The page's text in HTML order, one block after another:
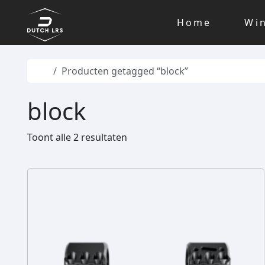
Skip to content
Skip to footer
Home
Home
Producten getagged “block”
block
Toont alle 2 resultaten